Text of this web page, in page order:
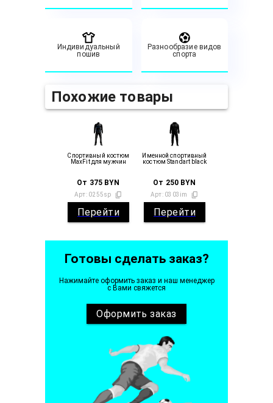
Индивидуальный
пошив
Разнообразие видов
спорта
Похожие товары
Спортивный костюм
MaxFit для мужчин
От 375 BYN
Арт: 0255sp
Перейти
Именной спортивный
костюм Standart black
От 250 BYN
Арт: 0303im
Перейти
Готовы сделать заказ?
Нажимайте оформить заказ и наш менеджер
с Вами свяжется
Оформить заказ